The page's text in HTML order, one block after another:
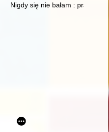
Nigdy się nie bałam :
: niebezpieczny poeta